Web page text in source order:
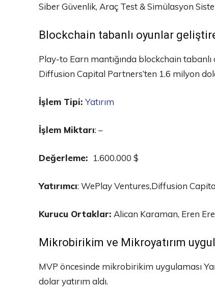
Siber Güvenlik, Araç Test & Simülasyon
Blockchain tabanlı oyunlar
Play-to Earn mantığında blockchain
Diffusion Capital Partners’ten 1.6 milyon
İşlem Tipi: Yatırım
İşlem Miktarı: –
Değerleme: 1.600.000 $
Yatırımcı: WePlay Ventures,Diffusion
Kurucu Ortaklar: Alican Karaman, Eren
Mikrobirikim ve Mikroyatırım
MVP öncesinde mikrobirikim uygulaması
dolar yatırım aldı.